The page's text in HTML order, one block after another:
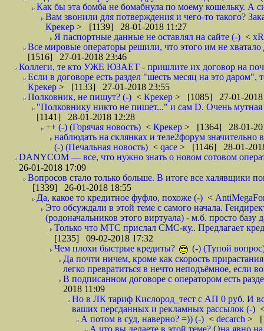
Как бы эта бомба не бомабнула по моему кошельку. А
Вам звонили для потверждения и чего-то такого?
Крекер > [1139] 28-01-2018 11:27
Я паспортные данные не оставлял на сайте (-) <
Все мировые операторы решили, что этого им не
[1516] 27-01-2018 23:46
Коллеги, те кто УЖЕ ЮЗАЕТ - пришлите их договор на
Если в договоре есть раздел "шесть месяц на это даром",
Крекер > [1133] 27-01-2018 23:55
Полковник, не пишут? (-) < Крекер > [1085] 27-01-2018
"Полковнику никто не пишет..." и сам D. Очень
[1141] 28-01-2018 12:28
++ (-) (Горячая новость) < Крекер > [1364] 28-01-
наблюдать на склянках и теле2форум
(-) (Печальная новость) < qace > [1146] 28-01-
DANYCOM — все, что нужно знать о новом сотовом
26-01-2018 17:09
Вопросов стало только больше. В итоге все халявщики
[1339] 26-01-2018 18:55
Да, какое то кредитное фуфло, похоже (-) <
Это обсуждали в этой теме с самого начала.
(родоначальников этого виртуала) - м.б. просто
Только что МТС прислал СМС-ку.. Предлагает
[1235] 09-02-2018 17:32
Чем плохи быстрые кредиты?
(-) (Тупой
Да почти ничем, кроме как скорость
легко превратиться в нечто неподъёмное, если
В подписанном договоре с оператором есть
2018 11:09
Но в ЛК тариф Кислород_тест с АП 0 руб. И
ваших персданных и рекламных рассылок (-)
А потом в суд, наверно? =)) (-) < decarch >
А что вы делаете в этой теме? Она явно